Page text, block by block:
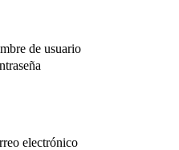
de usuario
electrónico